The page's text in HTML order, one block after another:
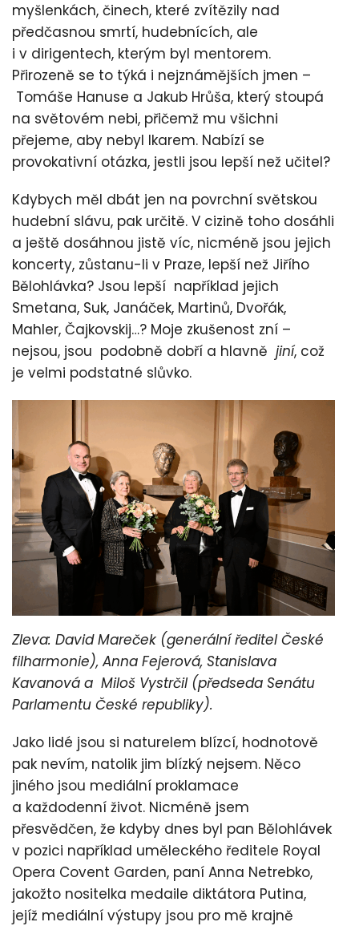
myšlenkách, činech, které zvítězily nad
předčasnou smrtí, hudebnících, ale
i v dirigentech, kterým byl mentorem.
Přirozeně se to týká i nejznámějších jmen –
Tomáše Hanuse a Jakub Hrůša, který stoupá
na světovém nebi, přičemž mu všichni
přejeme, aby nebyl Ikarem. Nabízí se
provokativní otázka, jestli jsou lepší než učitel?
Kdybych měl dbát jen na povrchní světskou
hudební slávu, pak určitě. V cizině toho dosáhli
a ještě dosáhnou jistě víc, nicméně jsou jejich
koncerty, zůstanu-li v Praze, lepší než Jiřího
Bělohlávka? Jsou lepší například jejich
Smetana, Suk, Janáček, Martinů, Dvořák,
Mahler, Čajkovskij…? Moje zkušenost zní –
nejsou, jsou podobně dobří a hlavně jiní, což
je velmi podstatné slůvko.
Zleva: David Mareček (generální ředitel České
filharmonie), Anna Fejerová, Stanislava
Kavanová a Miloš Vystrčil (předseda Senátu
Parlamentu České republiky).
Jako lidé jsou si naturelem blízcí, hodnotově
pak nevím, natolik jim blízký nejsem. Něco
jiného jsou mediální proklamace
a každodenní život. Nicméně jsem
přesvědčen, že kdyby dnes byl pan Bělohlávek
v pozici například uměleckého ředitele Royal
Opera Covent Garden, paní Anna Netrebko,
jakožto nositelka medaile diktátora Putina,
jejíž mediální výstupy jsou pro mě krajně